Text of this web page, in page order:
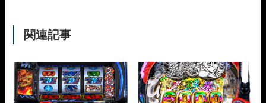
関連記事